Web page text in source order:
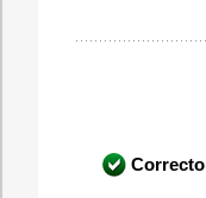
Correcto